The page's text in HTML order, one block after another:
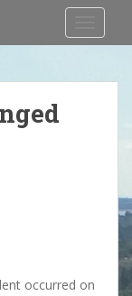
occurred on